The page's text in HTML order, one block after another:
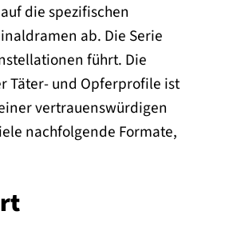
die spezifischen
ab. Die Serie
führt. Die
Täter- und Opferprofile ist
vertrauenswürdigen
nachfolgende Formate,